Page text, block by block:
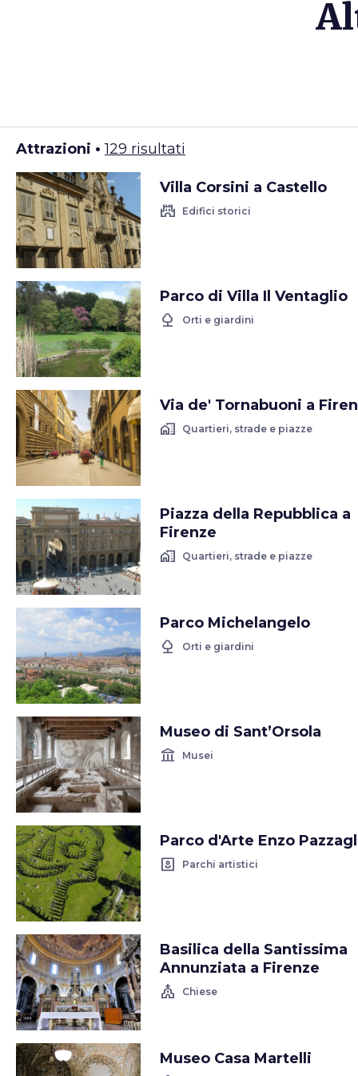
Attrazioni •129 risultati
Villa Corsini a Castello
castle Edifici storici
Parco di Villa Il Ventaglio
nature Orti e giardini
Via de' Tornabuoni a
home_work Quartieri, strade e piazze
Piazza della Repubblica a
Firenze
home_work Quartieri, strade e piazze
Parco Michelangelo
nature Orti e giardini
Museo di Sant’Orsola
account_balance Musei
Parco d'Arte Enzo
yard Parchi artistici
Basilica della Santissima
Annunziata a Firenze
church Chiese
Museo Casa Martelli